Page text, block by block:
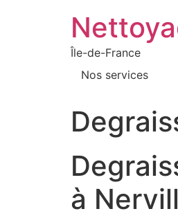
Île-de-France
Nos services
à